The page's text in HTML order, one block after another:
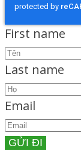
First name
Last name
Email